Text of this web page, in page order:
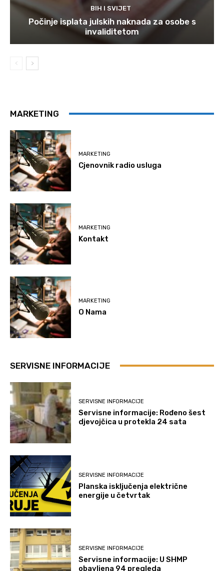
BIH I SVIJET
Počinje isplata julskih naknada za osobe s
invaliditetom
MARKETING
MARKETING
Cjenovnik radio usluga
MARKETING
Kontakt
MARKETING
O Nama
SERVISNE INFORMACIJE
SERVISNE INFORMACIJE
Servisne informacije: Rođeno šest
djevojčica u protekla 24 sata
SERVISNE INFORMACIJE
Planska isključenja električne
energije u četvrtak
SERVISNE INFORMACIJE
Servisne informacije: U SHMP
obavljena 94 pregleda